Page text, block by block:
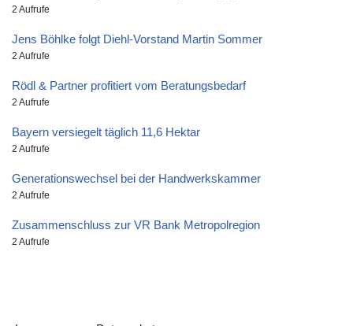
2 Aufrufe
Jens Böhlke folgt Diehl-Vorstand Martin Sommer
2 Aufrufe
Rödl & Partner profitiert vom Beratungsbedarf
2 Aufrufe
Bayern versiegelt täglich 11,6 Hektar
2 Aufrufe
Generationswechsel bei der Handwerkskammer
2 Aufrufe
Zusammenschluss zur VR Bank Metropolregion
2 Aufrufe